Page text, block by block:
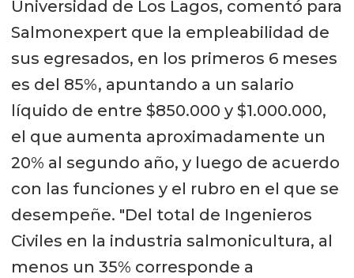
Universidad de Los Lagos, comentó para
Salmonexpert que la empleabilidad de
sus egresados, en los primeros 6 meses
es del 85%, apuntando a un salario
líquido de entre $850.000 y $1.000.000,
el que aumenta aproximadamente un
20% al segundo año, y luego de acuerdo
con las funciones y el rubro en el que se
desempeñe. "Del total de Ingenieros
Civiles en la industria salmonicultura, al
menos un 35% corresponde a